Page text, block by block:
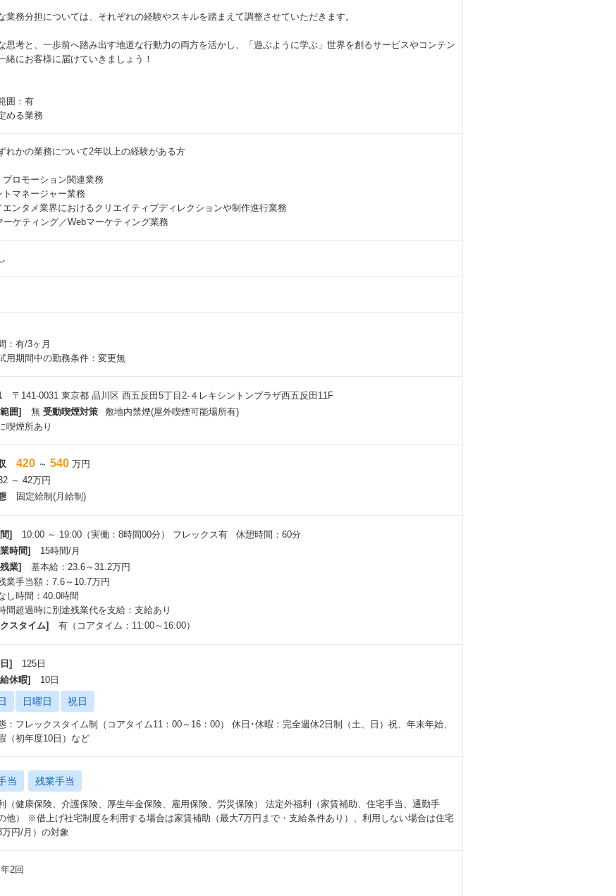
業務分担については、それぞれの経験やスキルを踏まえて調整させていただきます。
思考と、一歩前へ踏み出す地道な行動力の両方を活かし、「遊ぶように学ぶ」世界を創るサービスやコンテン
緒にお客様に届けていきましょう！
囲：有
める業務
れかの業務について2年以上の経験がある方
プロモーション関連業務
トマネージャー業務
エンタメ業界におけるクリエイティブディレクションや制作進行業務
ーケティング／Webマーケティング業務
：有/3ヶ月
用期間中の勤務条件：変更無
〒141-0031 東京都 品川区 西五反田5丁目2‐４レキシントンプラザ西五反田11F
囲]
無 受動喫煙対策
敷地内禁煙(屋外喫煙可能場所有)
喫煙所あり
420 ～ 540 万円
～ 42万円
固定給制(月給制)
]
10:00 ～ 19:00（実働：8時間00分） フレックス有 休憩時間：60分
時間]
15時間/月
業]
基本給：23.6～31.2万円
業手当額：7.6～10.7万円
し時間：40.0時間
間超過時に別途残業代を支給：支給あり
スタイム]
有（コアタイム：11:00～16:00）
]
125日
休暇]
10日
日曜日 祝日
：フレックスタイム制（コアタイム11：00～16：00） 休日･休暇：完全週休2日制（土、日）祝、年末年始、
（初年度10日）など
当 残業手当
（健康保険、介護保険、厚生年金保険、雇用保険、労災保険） 法定外福利（家賃補助、住宅手当、通勤手
他） ※借上げ社宅制度を利用する場合は家賃補助（最大7万円まで・支給条件あり）、利用しない場合は住宅
円/月）の対象
年2回